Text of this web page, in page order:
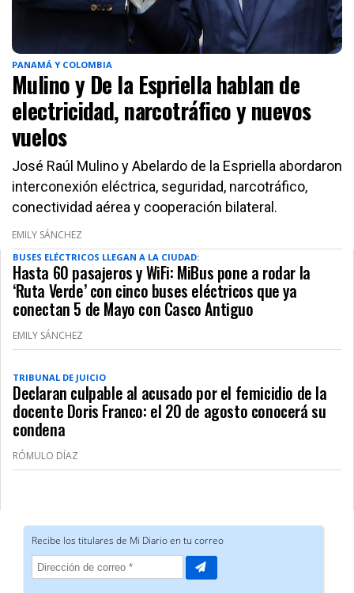
PANAMÁ Y COLOMBIA
Mulino y De la Espriella hablan de
electricidad, narcotráfico y nuevos
vuelos
José Raúl Mulino y Abelardo de la Espriella abordaron
interconexión eléctrica, seguridad, narcotráfico,
conectividad aérea y cooperación bilateral.
EMILY SÁNCHEZ
BUSES ELÉCTRICOS LLEGAN A LA CIUDAD:
Hasta 60 pasajeros y WiFi: MiBus pone a rodar la
‘Ruta Verde’ con cinco buses eléctricos que ya
conectan 5 de Mayo con Casco Antiguo
EMILY SÁNCHEZ
TRIBUNAL DE JUICIO
Declaran culpable al acusado por el femicidio de la
docente Doris Franco: el 20 de agosto conocerá su
condena
RÓMULO DÍAZ